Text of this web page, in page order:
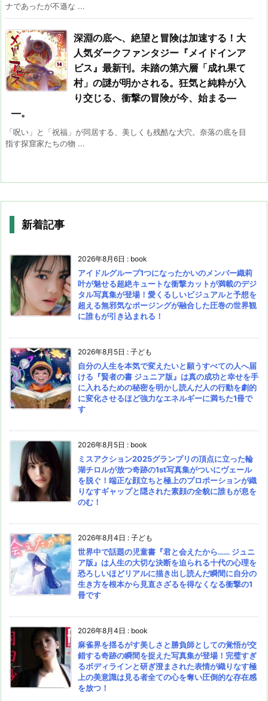
ナであったが不遜な ...
深淵の底へ、絶望と冒険は加速する！大
人気ダークファンタジー『メイドインア
ビス』最新刊。未踏の第六層「成れ果て
村」の謎が明かされる。狂気と純粋が入
り交じる、衝撃の冒険が今、始まる―
―。
「呪い」と「祝福」が同居する、美しくも残酷な大穴。奈落の底を目
指す探窟家たちの物 ...
新着記事
2026年8月6日 : book
アイドルグループ1つになったかいのメンバー織莉
叶が魅せる超絶キュートな衝撃カットが満載のデジ
タル写真集が登場！愛くるしいビジュアルと予想を
超える無邪気なポージングが融合した圧巻の世界観
に誰もが引き込まれる！
2026年8月5日 : 子ども
自分の人生を本気で変えたいと願うすべての人へ届
ける『賢者の書 ジュニア版』は真の成功と幸せを手
に入れるための秘密を明かし読んだ人の行動を劇的
に変化させるほど強力なエネルギーに満ちた1冊で
す
2026年8月5日 : book
ミスアクション2025グランプリの頂点に立った輪
湖チロルが放つ奇跡の1st写真集がついにヴェール
を脱ぐ！端正な顔立ちと極上のプロポーションが織
りなすギャップと隠された素顔の全貌に誰もが息を
のむ！
2026年8月4日 : 子ども
世界中で話題の児童書『君と会えたから…… ジュニ
ア版』は人生の大切な決断を迫られる十代の心理を
恐ろしいほどリアルに描き出し読んだ瞬間に自分の
生き方を根本から見直さざるを得なくなる衝撃の1
冊です
2026年8月4日 : book
麻雀界を揺るがす美しさと勝負師としての覚悟が交
錯する奇跡の瞬間を捉えた写真集が登場！完璧すぎ
るボディラインと研ぎ澄まされた表情が織りなす極
上の美意識は見る者全ての心を奪い圧倒的な存在感
を放つ！